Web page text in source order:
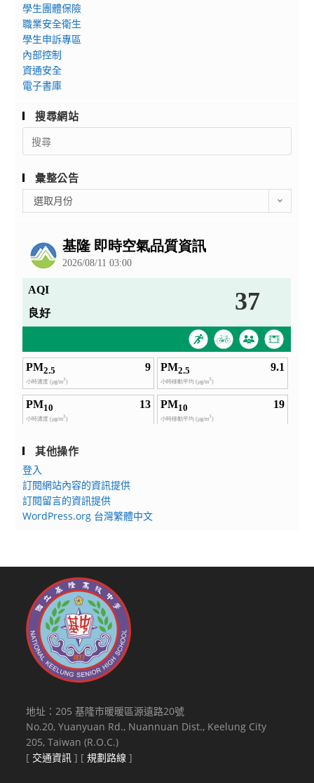
學生團體保險
職業安全衛生
學生申訴專區
內部控制
資通安全
電子書庫
搜尋網站
Search
for:
彙整公告
整
選取月份
其他操作
登入
訂閱網站內容的資訊提供
訂閱留言的資訊提供
WordPress.org 台灣繁體中文
地址：205 基隆市暖暖區源遠路20號
No.20, Yuanyuan Rd., Nuannuan Dist., Keelung City
205, Taiwan (R.O.C.)
[ 交通資訊 ] [規劃路線 ]